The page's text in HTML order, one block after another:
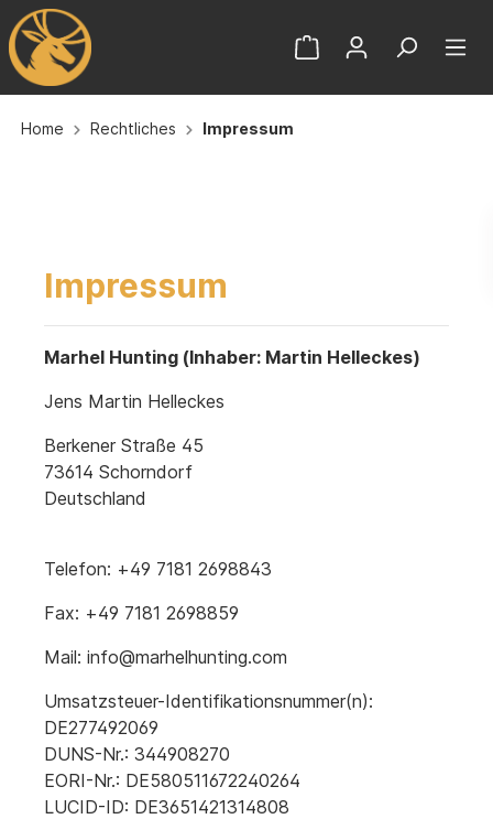
Home Rechtliches Impressum
Impressum
Marhel Hunting (Inhaber: Martin Helleckes)
Jens Martin Helleckes
Berkener Straße 45
73614 Schorndorf
Deutschland
Telefon: +49 7181 2698843
Fax: +49 7181 2698859
Mail: info@marhelhunting.com
Umsatzsteuer-Identifikationsnummer(n):
DE277492069
DUNS-Nr.: 344908270
EORI-Nr.: DE580511672240264
LUCID-ID: DE3651421314808